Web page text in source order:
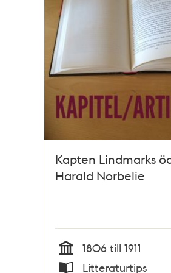
Kapten Lindmarks
Harald Norbelie
Tid
1806 till 1911
Litteraturtips